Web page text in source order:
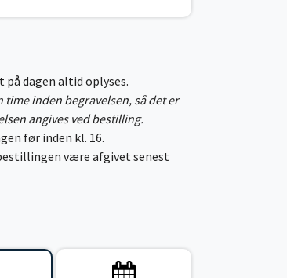
dagen altid oplyses.
inden begravelsen, så det er
angives ved bestilling.
før inden kl. 16.
være afgivet senest